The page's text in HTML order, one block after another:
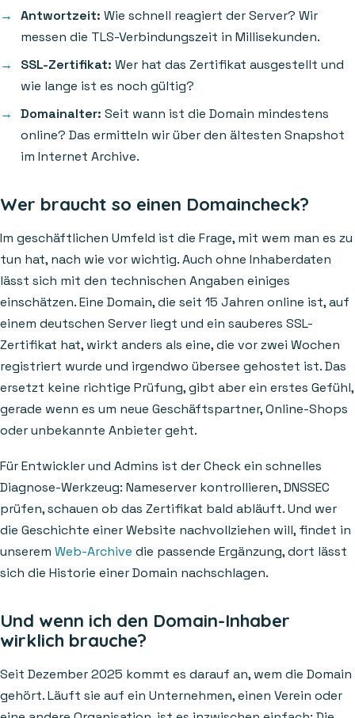
Antwortzeit: Wie schnell reagiert der Server? Wir
messen die TLS-Verbindungszeit in Millisekunden.
SSL-Zertifikat: Wer hat das Zertifikat ausgestellt und
wie lange ist es noch gültig?
Domainalter: Seit wann ist die Domain mindestens
online? Das ermitteln wir über den ältesten Snapshot
im Internet Archive.
Wer braucht so einen Domaincheck?
Im geschäftlichen Umfeld ist die Frage, mit wem man es zu
tun hat, nach wie vor wichtig. Auch ohne Inhaberdaten
lässt sich mit den technischen Angaben einiges
einschätzen. Eine Domain, die seit 15 Jahren online ist, auf
einem deutschen Server liegt und ein sauberes SSL-
Zertifikat hat, wirkt anders als eine, die vor zwei Wochen
registriert wurde und irgendwo übersee gehostet ist. Das
ersetzt keine richtige Prüfung, gibt aber ein erstes Gefühl,
gerade wenn es um neue Geschäftspartner, Online-Shops
oder unbekannte Anbieter geht.
Für Entwickler und Admins ist der Check ein schnelles
Diagnose-Werkzeug: Nameserver kontrollieren, DNSSEC
prüfen, schauen ob das Zertifikat bald abläuft. Und wer
die Geschichte einer Website nachvollziehen will, findet in
unserem Web-Archive die passende Ergänzung, dort lässt
sich die Historie einer Domain nachschlagen.
Und wenn ich den Domain-Inhaber
wirklich brauche?
Seit Dezember 2025 kommt es darauf an, wem die Domain
gehört. Läuft sie auf ein Unternehmen, einen Verein oder